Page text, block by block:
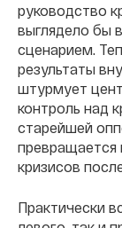
руководство
выглядело бы
сценарием.
результаты
штурмует
контроль над
старейшей
превращается
кризисов
Практически